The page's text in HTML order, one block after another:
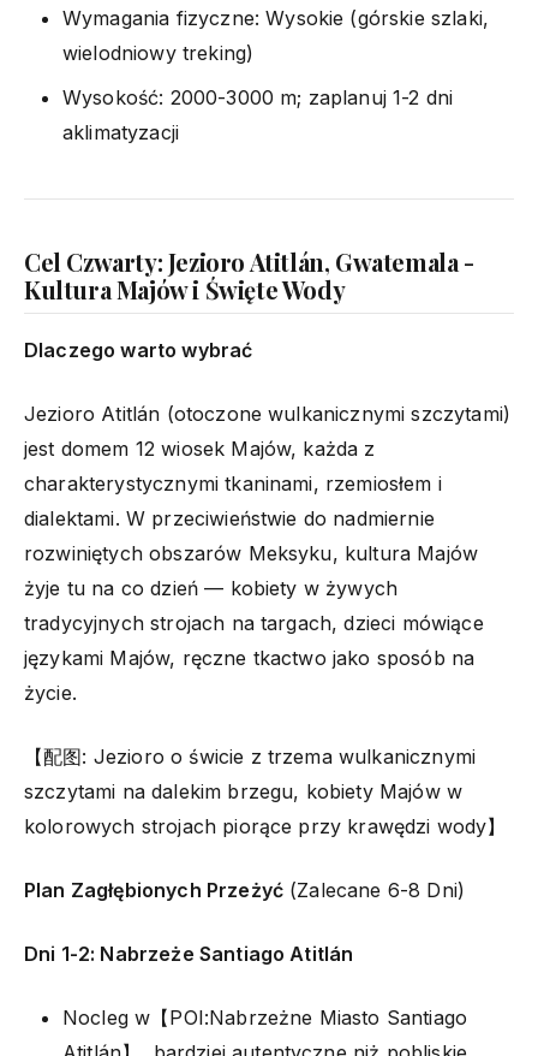
Wymagania fizyczne: Wysokie (górskie szlaki,
wielodniowy treking)
Wysokość: 2000-3000 m; zaplanuj 1-2 dni
aklimatyzacji
Cel Czwarty: Jezioro Atitlán, Gwatemala -
Kultura Majów i Święte Wody
Dlaczego warto wybrać
Jezioro Atitlán (otoczone wulkanicznymi szczytami)
jest domem 12 wiosek Majów, każda z
charakterystycznymi tkaninami, rzemiosłem i
dialektami. W przeciwieństwie do nadmiernie
rozwiniętych obszarów Meksyku, kultura Majów
żyje tu na co dzień — kobiety w żywych
tradycyjnych strojach na targach, dzieci mówiące
językami Majów, ręczne tkactwo jako sposób na
życie.
【配图: Jezioro o świcie z trzema wulkanicznymi
szczytami na dalekim brzegu, kobiety Majów w
kolorowych strojach piorące przy krawędzi wody】
Plan Zagłębionych Przeżyć (Zalecane 6-8 Dni)
Dni 1-2: Nabrzeże Santiago Atitlán
Nocleg w【POI:Nabrzeżne Miasto Santiago